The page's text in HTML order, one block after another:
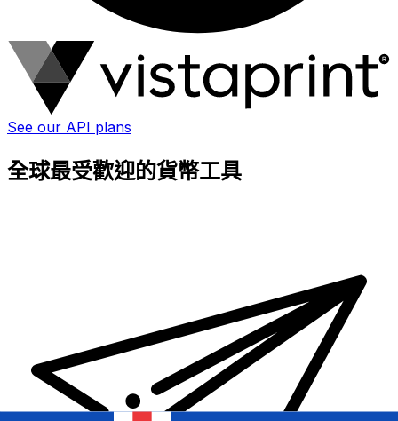
See our API plans
全球最受歡迎的貨幣工具